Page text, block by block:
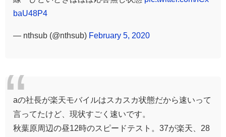
baU48P4
— nthsub (@nthsub) February 5, 2020
aの社長が楽天モバイルはスカスカ状態だから速いって
言ってたけど、現状すごく速いです。
秋葉原周辺の昼12時のスピードテスト。37が楽天、28